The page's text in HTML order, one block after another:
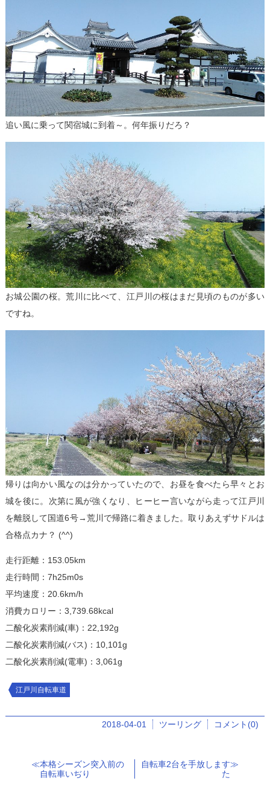
追い風に乗って関宿城に到着～。何年振りだろ？
お城公園の桜。荒川に比べて、江戸川の桜はまだ見頃のものが多い
ですね。
帰りは向かい風なのは分かっていたので、お昼を食べたら早々とお
城を後に。次第に風が強くなり、ヒーヒー言いながら走って江戸川
を離脱して国道6号→荒川で帰路に着きました。取りあえずサドルは
合格点カナ？ (^^)
走行距離：153.05km
走行時間：7h25m0s
平均速度：20.6km/h
消費カロリー：3,739.68kcal
二酸化炭素削減(車)：22,192g
二酸化炭素削減(バス)：10,101g
二酸化炭素削減(電車)：3,061g
江戸川自転車道
2018-04-01 ツーリング コメント(0)
本格シーズン突入前の
自転車いぢり
自転車2台を手放します
た